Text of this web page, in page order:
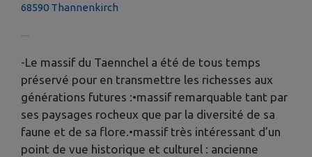
68590 Thannenkirch
-Le massif du Taennchel a été de tous temps
préservé pour en transmettre les richesses aux
générations futures :•massif remarquable tant par
ses paysages rocheux que par la diversité de sa
faune et de sa flore.•massif très intéressant d’un
point de vue historique et culturel : ancienne